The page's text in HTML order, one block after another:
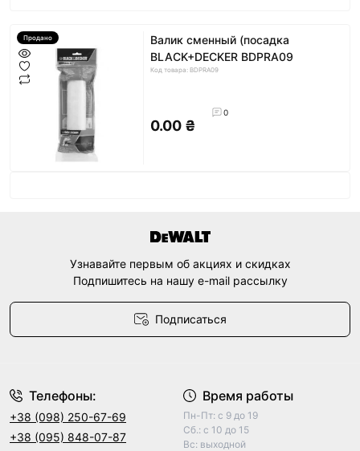
Продано
Валик сменный (посадка
BLACK+DECKER BDPRA09
Код товара: BDPRA09
0
0.00 ₴
Узнавайте первым об акциях и скидках
Подпишитесь на нашу e-mail рассылку
Подписаться
Телефоны:
+38 (098) 250-67-69
+38 (095) 848-07-87
Время работы
Пн-Пт: с 9 до 19
Сб.: с 10 до 15
Вс: выходной